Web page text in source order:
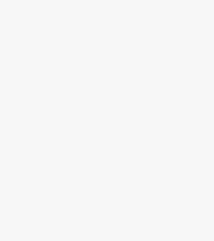
jest podstawą przetwarzania danych i nie
przepisów prawa;
administratorowi sprawdzić
potrzebuje ich do ustalenia, obrony lub
ustalenia czy prawnie uzasadnione podstawy
są następujące przesłanki:
lub na podstawie zgody wyrażonej
danych osobowych, którego podstawą